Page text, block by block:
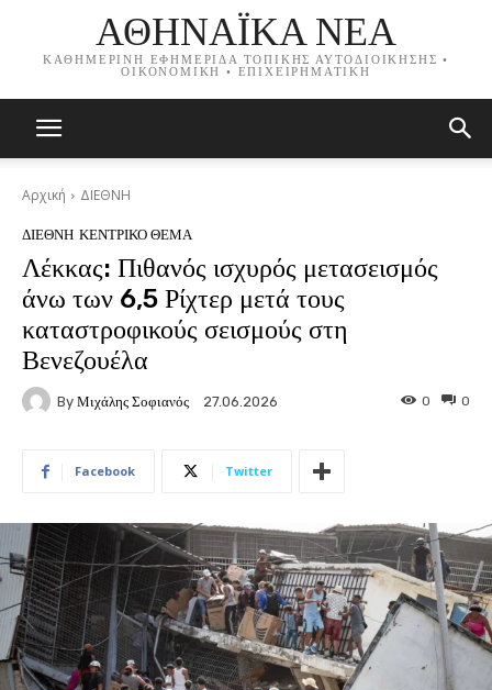
ΑΘΗΝΑΪΚΑ ΝΕΑ
ΚΑΘΗΜΕΡΙΝΗ ΕΦΗΜΕΡΙΔΑ ΤΟΠΙΚΗΣ ΑΥΤΟΔΙΟΙΚΗΣΗΣ •
ΟΙΚΟΝΟΜΙΚΗ • ΕΠΙΧΕΙΡΗΜΑΤΙΚΗ
Αρχική ΔΙΕΘΝΗ
ΔΙΕΘΝΗ ΚΕΝΤΡΙΚΟ ΘΕΜΑ
Λέκκας: Πιθανός ισχυρός μετασεισμός
άνω των 6,5 Ρίχτερ μετά τους
καταστροφικούς σεισμούς στη
Βενεζουέλα
By Μιχάλης Σοφιανός 27.06.2026 0
0
Facebook Twitter